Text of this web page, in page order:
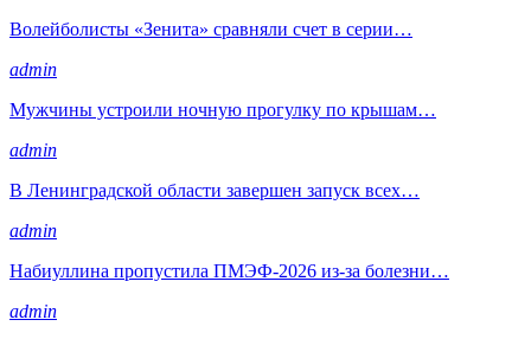
Волейболисты «Зенита» сравняли счет в серии…
admin
Мужчины устроили ночную прогулку по крышам…
admin
В Ленинградской области завершен запуск всех…
admin
Набиуллина пропустила ПМЭФ-2026 из-за болезни…
admin